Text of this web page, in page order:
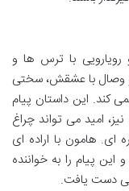
با ترس ها و
و وصال با عشقش، سختی
کند. این داستان پیام
امید می تواند چراغ
هامون با اراده ای
این پیام را به خواننده
دست یافت.